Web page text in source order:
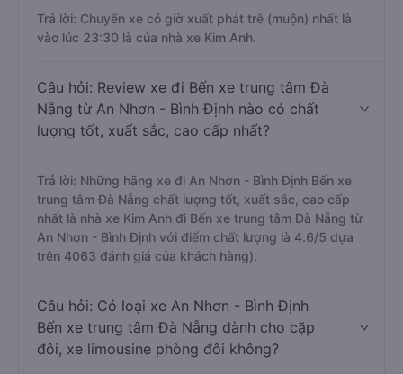
Trả lời: Chuyến xe có giờ xuất phát trễ (muộn) nhất là
vào lúc 23:30 là của nhà xe Kim Anh.
Câu hỏi: Review xe đi Bến xe trung tâm Đà
Nẵng từ An Nhơn - Bình Định nào có chất
lượng tốt, xuất sắc, cao cấp nhất?
Trả lời: Những hãng xe đi An Nhơn - Bình Định Bến xe
trung tâm Đà Nẵng chất lượng tốt, xuất sắc, cao cấp
nhất là nhà xe Kim Anh đi Bến xe trung tâm Đà Nẵng từ
An Nhơn - Bình Định với điểm chất lượng là 4.6/5 dựa
trên 4063 đánh giá của khách hàng).
Câu hỏi: Có loại xe An Nhơn - Bình Định
Bến xe trung tâm Đà Nẵng dành cho cặp
đôi, xe limousine phòng đôi không?